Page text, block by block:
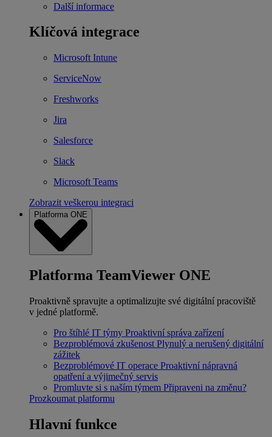
Další informace
Klíčová integrace
Microsoft Intune
ServiceNow
Freshworks
Jira
Salesforce
Slack
Microsoft Teams
Zobrazit veškerou integraci
Platforma ONE
Platforma TeamViewer ONE
Proaktivně spravujte a optimalizujte své digitální pracoviště
v jedné platformě.
Pro štíhlé IT týmy Proaktivní správa zařízení
Bezproblémová zkušenost Plynulý a nerušený digitální
zážitek
Bezproblémové IT operace Proaktivní nápravná
opatření a výjimečný servis
Promluvte si s naším týmem Připraveni na změnu?
Prozkoumat platformu
Hlavní funkce